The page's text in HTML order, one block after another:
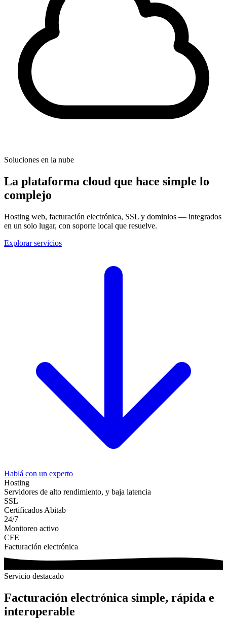
Soluciones en la nube
La plataforma cloud que hace simple lo
complejo
Hosting web, facturación electrónica, SSL y dominios — integrados
en un solo lugar, con soporte local que resuelve.
Explorar servicios
Hablá con un experto
Hosting
Servidores de alto rendimiento, y baja latencia
SSL
Certificados Abitab
24/7
Monitoreo activo
CFE
Facturación electrónica
Servicio destacado
Facturación electrónica simple, rápida e
interoperable